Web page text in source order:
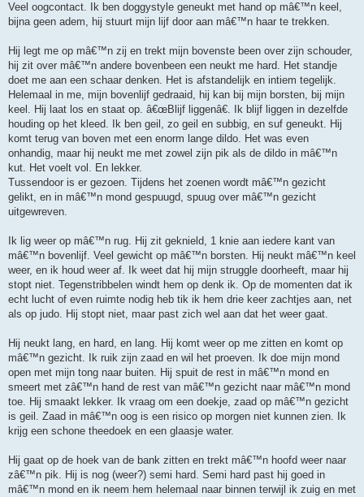
Veel oogcontact. Ik ben doggystyle geneukt met hand op mâ€™n keel,
bijna geen adem, hij stuurt mijn lijf door aan mâ€™n haar te trekken.
Hij legt me op mâ€™n zij en trekt mijn bovenste been over zijn schouder,
hij zit over mâ€™n andere bovenbeen een neukt me hard. Het standje
doet me aan een schaar denken. Het is afstandelijk en intiem tegelijk.
Helemaal in me, mijn bovenlijf gedraaid, hij kan bij mijn borsten, bij mijn
keel. Hij laat los en staat op. â€œBlijf liggenâ€. Ik blijf liggen in dezelfde
houding op het kleed. Ik ben geil, zo geil en subbig, en suf geneukt. Hij
komt terug van boven met een enorm lange dildo. Het was even
onhandig, maar hij neukt me met zowel zijn pik als de dildo in mâ€™n
kut. Het voelt vol. En lekker.
Tussendoor is er gezoen. Tijdens het zoenen wordt mâ€™n gezicht
gelikt, en in mâ€™n mond gespuugd, spuug over mâ€™n gezicht
uitgewreven.
Ik lig weer op mâ€™n rug. Hij zit geknield, 1 knie aan iedere kant van
mâ€™n bovenlijf. Veel gewicht op mâ€™n borsten. Hij neukt mâ€™n keel
weer, en ik houd weer af. Ik weet dat hij mijn struggle doorheeft, maar hij
stopt niet. Tegenstribbelen windt hem op denk ik. Op de momenten dat ik
echt lucht of even ruimte nodig heb tik ik hem drie keer zachtjes aan, net
als op judo. Hij stopt niet, maar past zich wel aan dat het weer gaat.
Hij neukt lang, en hard, en lang. Hij komt weer op me zitten en komt op
mâ€™n gezicht. Ik ruik zijn zaad en wil het proeven. Ik doe mijn mond
open met mijn tong naar buiten. Hij spuit de rest in mâ€™n mond en
smeert met zâ€™n hand de rest van mâ€™n gezicht naar mâ€™n mond
toe. Hij smaakt lekker. Ik vraag om een doekje, zaad op mâ€™n gezicht
is geil. Zaad in mâ€™n oog is een risico op morgen niet kunnen zien. Ik
krijg een schone theedoek en een glaasje water.
Hij gaat op de hoek van de bank zitten en trekt mâ€™n hoofd weer naar
zâ€™n pik. Hij is nog (weer?) semi hard. Semi hard past hij goed in
mâ€™n mond en ik neem hem helemaal naar binnen terwijl ik zuig en met